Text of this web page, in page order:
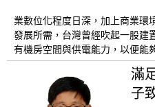
業數位化程度日深，加上商業環
發展所需，台灣曾經吹起一股建
有機房空間與供電能力，以便能
滿
子